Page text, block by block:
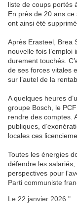
liste de coups portés
En près de 20 ans
ont ainsi été
Après Erasteel, Brea
nouvelle fois
durement touchés.
de ses forces vitales
sur l’autel de la
A quelques heures
groupe Bosch, le
rendre des comptes.
publiques,
locales ces
Toutes les énergies
défendre les
perspectives pour
Parti communiste
Le 22 janvier 2026."